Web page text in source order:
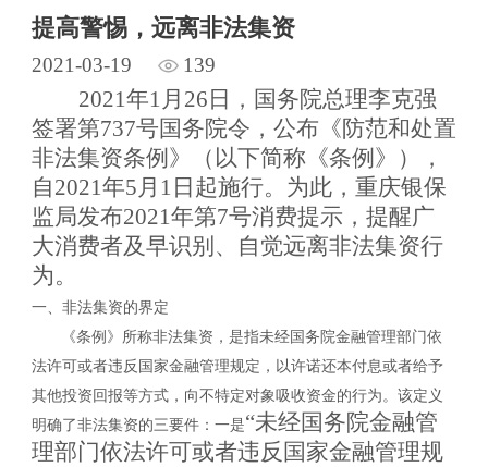
提高警惕，远离非法集资
2021-03-19 139
2021年1月26日，国务院总理李克强
签署第737号国务院令，公布《防范和处置
非法集资条例》（以下简称《条例》），
自2021年5月1日起施行。为此，重庆银保
监局发布2021年第7号消费提示，提醒广
大消费者及早识别、自觉远离非法集资行
为。
一、非法集资的界定
《条例》所称非法集资，是指未经国务院金融管理部门依
法许可或者违反国家金融管理规定，以许诺还本付息或者给予
其他投资回报等方式，向不特定对象吸收资金的行为。该定义
明确了非法集资的三要件：一是“未经国务院金融管
理部门依法许可或者违反国家金融管理规